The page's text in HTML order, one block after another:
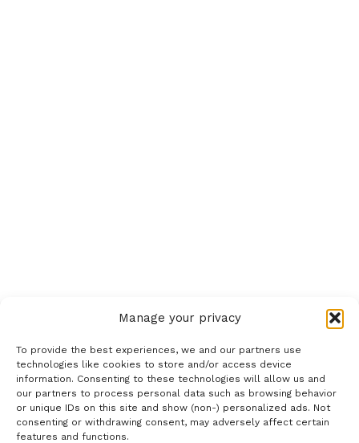
Manage your privacy
To provide the best experiences, we and our partners use
technologies like cookies to store and/or access device
information. Consenting to these technologies will allow us and
our partners to process personal data such as browsing behavior
or unique IDs on this site and show (non-) personalized ads. Not
consenting or withdrawing consent, may adversely affect certain
features and functions.